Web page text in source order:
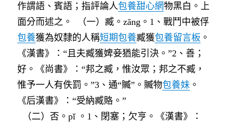
作謂語、賓語；指評論人包養甜心網物黑白。上
面分而述之。
（一）臧。zāng。1、戰鬥中被俘
包養獲為奴隸的人稱短期包養臧獲包養留言板 。
《漢書》：“且夫臧獲婢妾猶能引決。”2、善；
好。《尚書》：“邦之臧，惟汝眾；邦之不臧，
惟予一人有佚罰。”3、通“贓”。贓物包養妹 。
《后漢書》：“受納臧賂。”
（二）否。pǐ 。1、閉塞；欠亨。《漢書》：